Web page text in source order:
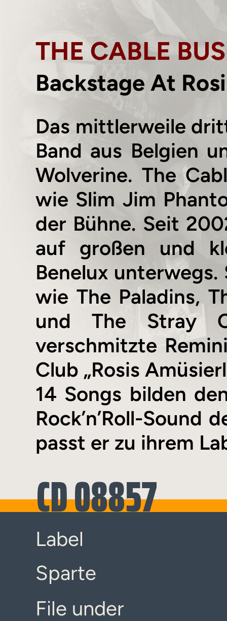
THE CABLE BUS
Backstage At
Das mittlerweile
Band aus Belgien
Wolverine. The
wie Slim Jim
der Bühne. Seit
auf großen und
Benelux
wie The Paladins,
und The Stray
verschmitzte
Club „Rosis
14 Songs bilden
Rock’n’Roll-
passt er zu ihrem
CD 08857
Label
Sparte
File under